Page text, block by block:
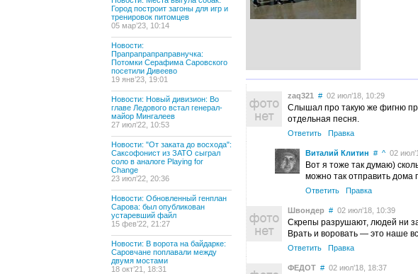
Город построит загоны для игр и
тренировок питомцев
05 мар’23, 10:14
Новости:
Прапрапрапраправнучка:
Потомки Серафима Саровского
посетили Дивеево
19 янв’23, 19:01
Новости: Новый дивизион: Во
главе Ледового встал генерал-
майор Мингалеев
27 июл’22, 10:53
Новости: "От заката до восхода":
Саксофонист из ЗАТО сыграл
соло в аналоге Playing for
Change
23 июл’22, 20:36
Новости: Обновленный генплан
Сарова: был опубликован
устаревший файл
15 фев’22, 21:27
Новости: В ворота на байдарке:
Саровчане поплавали между
двумя мостами
18 окт’21, 18:31
zaq321 # 02 июл’18, 10:29
Слышал про такую же фигню
отдельная песня.
Ответить Правка
Виталий Клитин # ^ 02
Вот я тоже так думаю)
можно так отправить дома
Ответить Правка
Швондер # 02 июл’18, 10:39
Скрепы разрушают, людей ни
Врать и воровать — это наше
Ответить Правка
ФЕДОТ # 02 июл’18, 18:37